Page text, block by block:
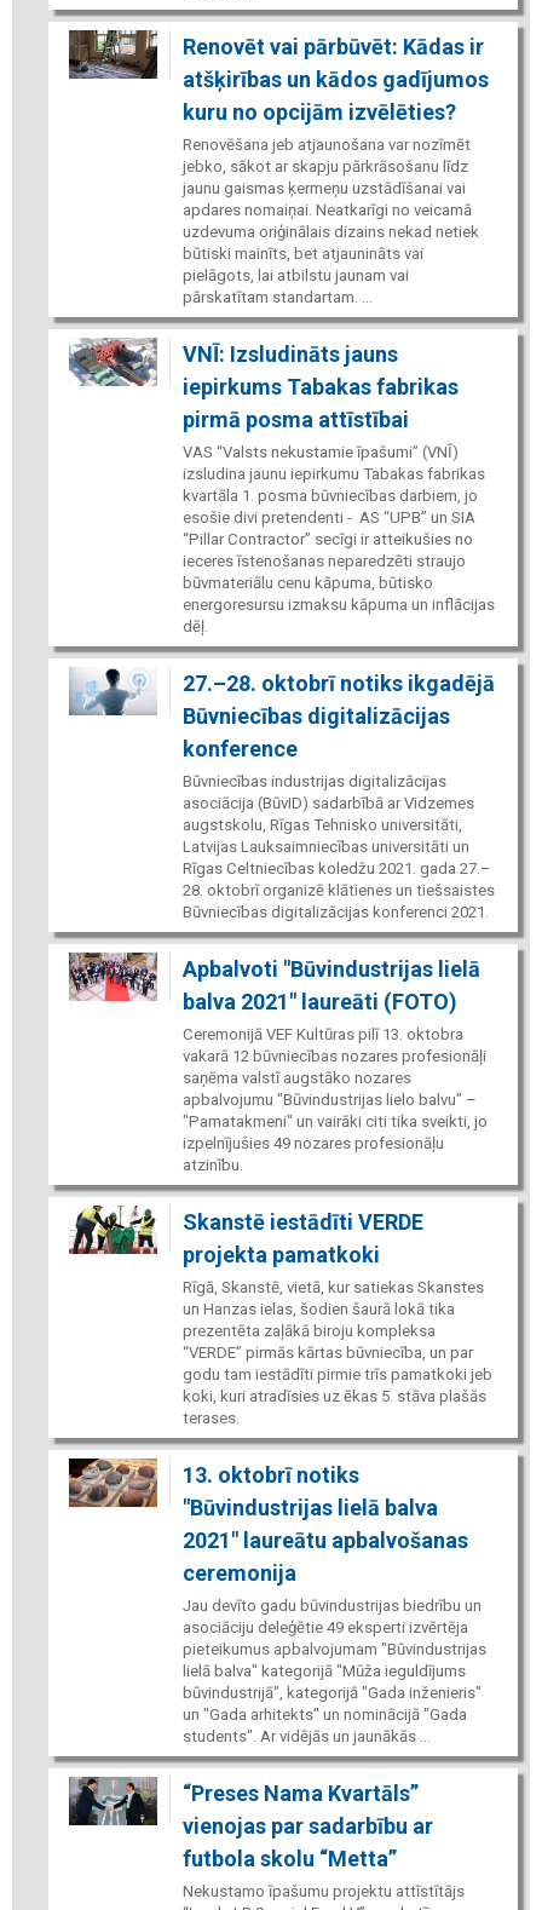
Renovēt vai pārbūvēt: Kādas ir
atšķirības un kādos gadījumos
kuru no opcijām izvēlēties?
Renovēšana jeb atjaunošana var nozīmēt
jebko, sākot ar skapju pārkrāsošanu līdz
jaunu gaismas ķermeņu uzstādīšanai vai
apdares nomaiņai. Neatkarīgi no veicamā
uzdevuma oriģinālais dizains nekad netiek
būtiski mainīts, bet atjaunināts vai
pielāgots, lai atbilstu jaunam vai
pārskatītam standartam. ...
VNĪ: Izsludināts jauns
iepirkums Tabakas fabrikas
pirmā posma attīstībai
VAS “Valsts nekustamie īpašumi” (VNĪ)
izsludina jaunu iepirkumu Tabakas fabrikas
kvartāla 1. posma būvniecības darbiem, jo
esošie divi pretendenti - AS “UPB” un SIA
“Pillar Contractor” secīgi ir atteikušies no
ieceres īstenošanas neparedzēti straujo
būvmateriālu cenu kāpuma, būtisko
energoresursu izmaksu kāpuma un inflācijas
dēļ.
27.–28. oktobrī notiks ikgadējā
Būvniecības digitalizācijas
konference
Būvniecības industrijas digitalizācijas
asociācija (BūvID) sadarbībā ar Vidzemes
augstskolu, Rīgas Tehnisko universitāti,
Latvijas Lauksaimniecības universitāti un
Rīgas Celtniecības koledžu 2021. gada 27.–
28. oktobrī organizē klātienes un tiešsaistes
Būvniecības digitalizācijas konferenci 2021.
Apbalvoti "Būvindustrijas lielā
balva 2021" laureāti (FOTO)
Ceremonijā VEF Kultūras pilī 13. oktobra
vakarā 12 būvniecības nozares profesionāļi
saņēma valstī augstāko nozares
apbalvojumu "Būvindustrijas lielo balvu" –
"Pamatakmeni" un vairāki citi tika sveikti, jo
izpelnījušies 49 nozares profesionāļu
atzinību.
Skanstē iestādīti VERDE
projekta pamatkoki
Rīgā, Skanstē, vietā, kur satiekas Skanstes
un Hanzas ielas, šodien šaurā lokā tika
prezentēta zaļākā biroju kompleksa
“VERDE” pirmās kārtas būvniecība, un par
godu tam iestādīti pirmie trīs pamatkoki jeb
koki, kuri atradīsies uz ēkas 5. stāva plašās
terases.
13. oktobrī notiks
"Būvindustrijas lielā balva
2021" laureātu apbalvošanas
ceremonija
Jau devīto gadu būvindustrijas biedrību un
asociāciju deleģētie 49 eksperti izvērtēja
pieteikumus apbalvojumam "Būvindustrijas
lielā balva" kategorijā "Mūža ieguldījums
būvindustrijā", kategorijā "Gada inženieris"
un "Gada arhitekts" un nominācijā "Gada
students". Ar vidējās un jaunākās ...
“Preses Nama Kvartāls”
vienojas par sadarbību ar
futbola skolu “Metta”
Nekustamo īpašumu projektu attīstītājs